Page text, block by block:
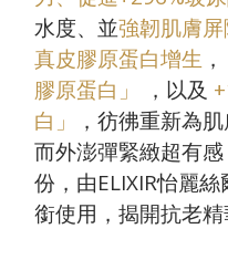
水度、並強韌肌膚
真皮膠原蛋白增生
膠原蛋白」
，以及
白」
，彷彿重新為
而外澎彈緊緻超有
份，由ELIXIR怡麗絲
銜使用，揭開抗老精